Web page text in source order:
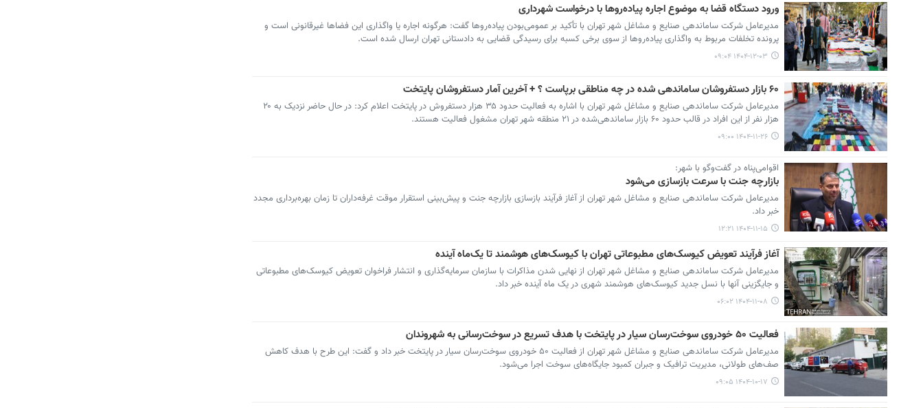
ورود دستگاه قضا به موضوع اجاره پیاده‌روها با درخواست شهرداری
مدیرعامل شرکت ساماندهی صنایع و مشاغل شهر تهران با تأکید بر عمومی‌بودن پیاده‌روها گفت: هرگونه اجاره یا واگذاری این فضاها غیرقانونی است و
پرونده تخلفات مربوط به واگذاری پیاده‌روها از سوی برخی کسبه برای رسیدگی قضایی به دادستانی تهران ارسال شده است.
۱۴۰۴-۱۲-۰۳ ۰۹:۰۴
۶۰ بازار دستفروشان ساماندهی شده در چه مناطقی برپاست ؟ + آخرین آمار دستفروشان پایتخت
مدیرعامل شرکت ساماندهی صنایع و مشاغل شهر تهران با اشاره به فعالیت حدود ۳۵ هزار دستفروش در پایتخت اعلام کرد: در حال حاضر نزدیک به ۲۰
هزار نفر از این افراد در قالب حدود ۶۰ بازار ساماندهی‌شده در ۲۱ منطقه شهر تهران مشغول فعالیت هستند.
۱۴۰۴-۱۱-۲۶ ۰۹:۰۰
اقوامی‌پناه در گفت‌وگو با شهر:
بازارچه جنت با سرعت بازسازی می‌شود
مدیرعامل شرکت ساماندهی صنایع و مشاغل شهر تهران از آغاز فرآیند بازسازی بازارچه جنت و پیش‌بینی استقرار موقت غرفه‌داران تا زمان بهره‌برداری مجدد
خبر داد.
۱۴۰۴-۱۱-۱۵ ۱۲:۲۱
آغاز فرآیند تعویض کیوسک‌های مطبوعاتی تهران با کیوسک‌های هوشمند تا یک‌ماه آینده
مدیرعامل شرکت ساماندهی صنایع و مشاغل شهر تهران از نهایی شدن مذاکرات با سازمان سرمایه‌گذاری و انتشار فراخوان تعویض کیوسک‌های مطبوعاتی
و جایگزینی آنها با نسل جدید کیوسک‌های هوشمند شهری در یک ماه آینده خبر داد.
۱۴۰۴-۱۱-۰۸ ۰۶:۰۲
فعالیت ۵۰ خودروی سوخت‌رسان سیار در پایتخت با هدف تسریع در سوخت‌رسانی به شهروندان
مدیرعامل شرکت ساماندهی صنایع و مشاغل شهر تهران از فعالیت ۵۰ خودروی سوخت‌رسان سیار در پایتخت خبر داد و گفت: این طرح با هدف کاهش
صف‌های طولانی، مدیریت ترافیک و جبران کمبود جایگاه‌های سوخت اجرا می‌شود.
۱۴۰۴-۱۰-۱۷ ۰۹:۰۵